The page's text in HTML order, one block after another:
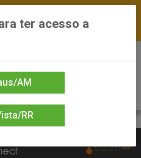
— Entrega em até 24h
ter acesso a
AM
RR